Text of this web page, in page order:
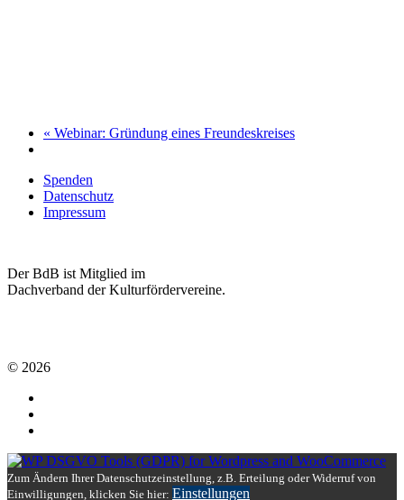
« Webinar: Gründung eines Freundeskreises
Spenden
Datenschutz
Impressum
Der BdB ist Mitglied im
Dachverband der Kulturfördervereine.
© 2026
Zum Ändern Ihrer Datenschutzeinstellung, z.B. Erteilung oder Widerruf von
Einwilligungen, klicken Sie hier: Einstellungen